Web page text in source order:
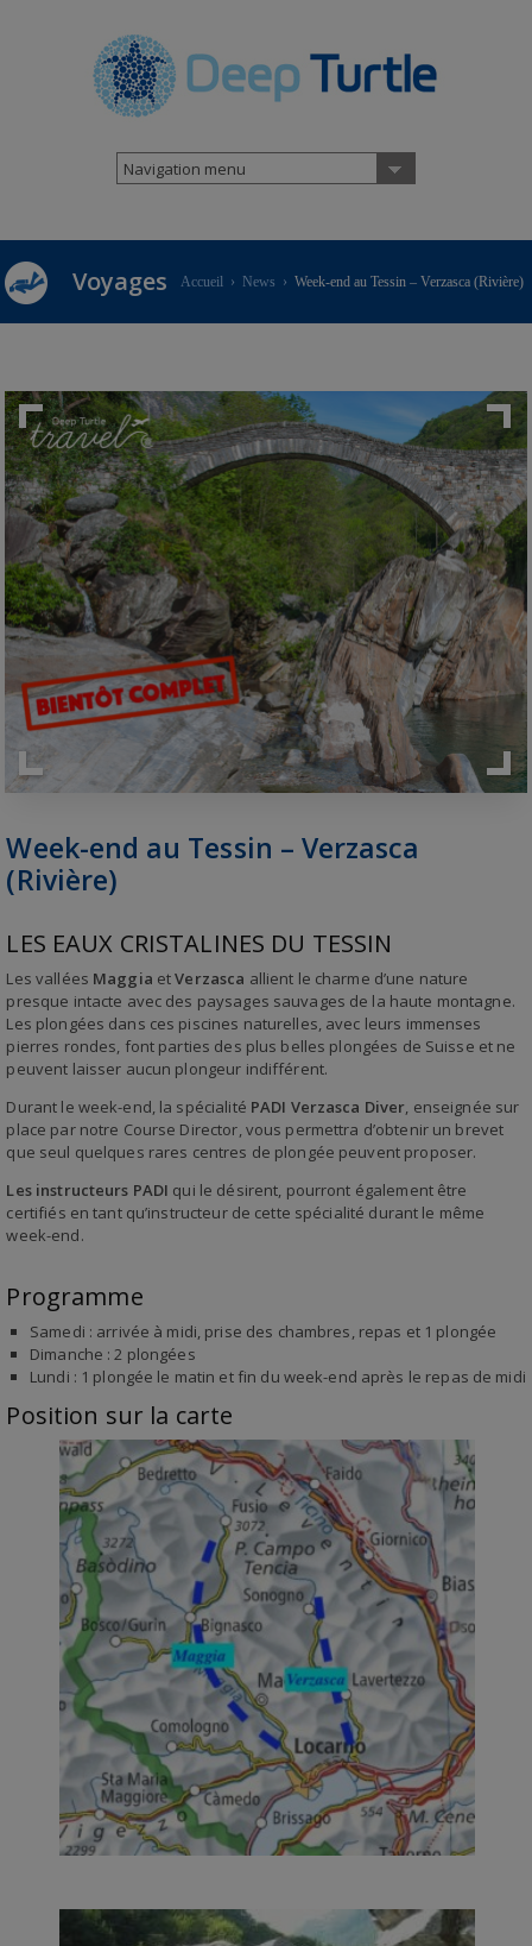
Navigation menu
Voyages Accueil› News › Week-end au Tessin – Verzasca (Rivière)
Week-end au Tessin – Verzasca
(Rivière)
LES EAUX CRISTALINES DU TESSIN
Les vallées Maggia etVerzasca allient le charme d’une nature
presque intacte avec des paysages sauvages de la haute montagne.
Les plongées dans ces piscines naturelles, avec leurs immenses
pierres rondes, font parties des plus belles plongées de Suisse et ne
peuvent laisser aucun plongeur indifférent.
Durant le week-end, la spécialité PADI Verzasca Diver, enseignée sur
place par notre Course Director, vous permettra d’obtenir un brevet
que seul quelques rares centres de plongée peuvent proposer.
Les instructeurs PADI qui le désirent, pourront également être
certifiés en tant qu’instructeur de cette spécialité durant le même
week-end.
Programme
Samedi : arrivée à midi, prise des chambres, repas et 1 plongée
Dimanche : 2 plongées
Lundi : 1 plongée le matin et fin du week-end après le repas de midi
Position sur la carte